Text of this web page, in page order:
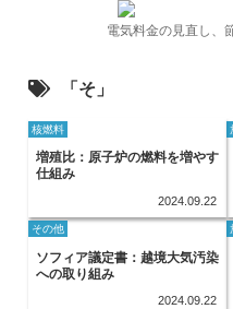
電気料金の見直し、
「そ」
核燃料
増殖比：原子炉の燃料を増やす
仕組み
2024.09.22
その他
ソフィア議定書：越境大気汚染
への取り組み
2024.09.22